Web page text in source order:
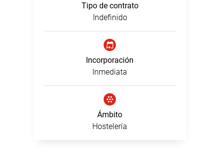
Tipo de contrato
Indefinido
Incorporación
Inmediata
Ámbito
Hostelería